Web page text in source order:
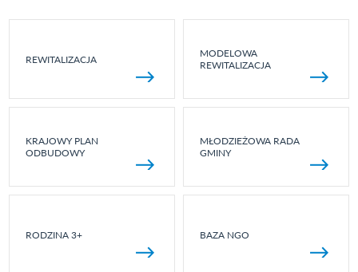
REWITALIZACJA
MODELOWA
REWITALIZACJA
KRAJOWY PLAN
ODBUDOWY
MŁODZIEŻOWA RADA
GMINY
RODZINA 3+ BAZA NGO